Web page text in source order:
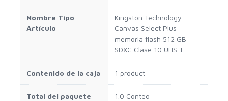
Nombre Tipo
Artículo
Kingston Technology
Canvas Select Plus
memoria flash 512 GB
SDXC Clase 10 UHS-I
Contenido de la caja 1 product
Total del paquete
1.0 Conteo